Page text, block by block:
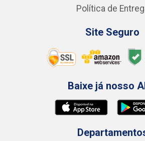
Política de
Site Seguro
Baixe já nosso